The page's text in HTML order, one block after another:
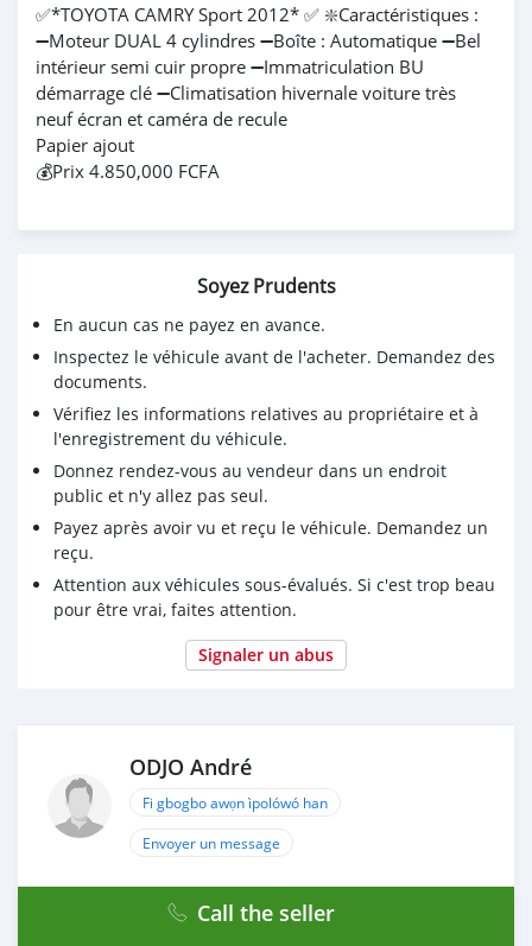
✅*TOYOTA CAMRY Sport 2012* ✅ ❇️Caractéristiques :
➖Moteur DUAL 4 cylindres ➖Boîte : Automatique ➖Bel
intérieur semi cuir propre ➖Immatriculation BU
démarrage clé ➖Climatisation hivernale voiture très
neuf écran et caméra de recule
Papier ajout
💰Prix 4.850,000 FCFA
Soyez Prudents
En aucun cas ne payez en avance.
Inspectez le véhicule avant de l'acheter. Demandez des
documents.
Vérifiez les informations relatives au propriétaire et à
l'enregistrement du véhicule.
Donnez rendez-vous au vendeur dans un endroit
public et n'y allez pas seul.
Payez après avoir vu et reçu le véhicule. Demandez un
reçu.
Attention aux véhicules sous-évalués. Si c'est trop beau
pour être vrai, faites attention.
Signaler un abus
ODJO André
Fi gbogbo awọn ìpolówó han
Envoyer un message
Call the seller